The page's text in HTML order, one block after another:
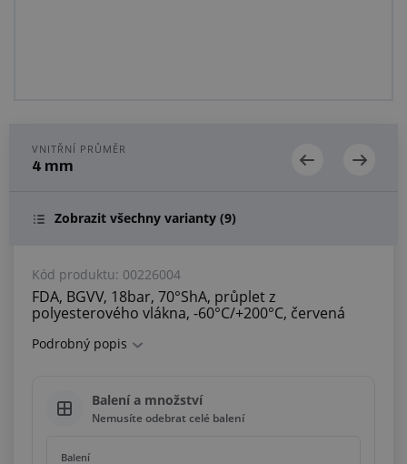
VNITŘNÍ PRŮMĚR
4 mm
Zobrazit všechny varianty (9)
Kód produktu: 00226004
FDA, BGVV, 18bar, 70°ShA, průplet z
polyesterového vlákna, -60°C/+200°C, červená
Podrobný popis
Balení a množství
Nemusíte odebrat celé balení
Balení